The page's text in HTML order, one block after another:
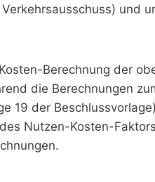
und
Berechnung der
die Berechnungen
19 der
Nutzen-Kosten-